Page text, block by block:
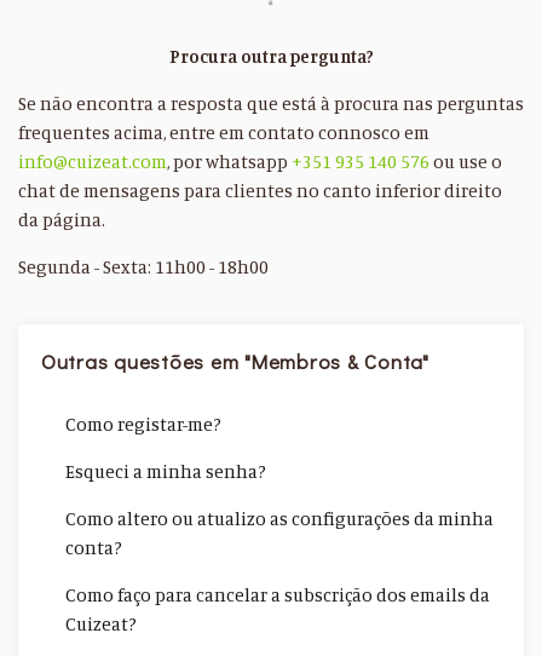
Procura outra pergunta?
Se não encontra a resposta que está à procura nas perguntas
frequentes acima, entre em contato connosco em
info@cuizeat.com, por whatsapp +351 935 140 576 ou use o
chat de mensagens para clientes no canto inferior direito
da página.
Segunda - Sexta: 11h00 - 18h00
Outras questões em "Membros & Conta"
Como registar-me?
Esqueci a minha senha?
Como altero ou atualizo as configurações da minha
conta?
Como faço para cancelar a subscrição dos emails da
Cuizeat?